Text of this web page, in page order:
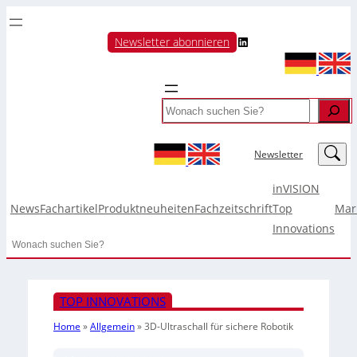
Newsletter abonnieren LinkedIn
Search
Newsletter LinkedIn
NewsFachartikelProduktneuheitenFachzeitschrift
inVISION
Top
Innovations
Search
TOP INNOVATIONS
Home »Allgemein»3D-Ultraschall für sichere Robotik